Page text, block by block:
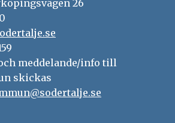
26
meddelande/info till
skickas